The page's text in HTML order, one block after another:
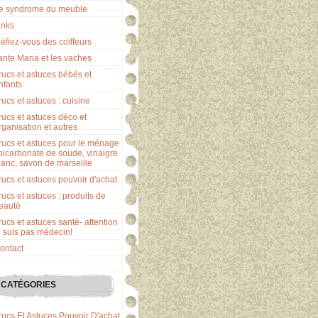
syndrome du meuble
vous des coiffeurs
Maria et les vaches
et astuces bébés et
et astuces : cuisine
et astuces déco et
et autres
et astuces pour le ménage
de soude, vinaigre
savon de marseille
et astuces pouvoir d'achat
et astuces : produits de
et astuces santé- attention
suis pas médecin!
CATÉGORIES
Et Astuces Pouvoir D'achat